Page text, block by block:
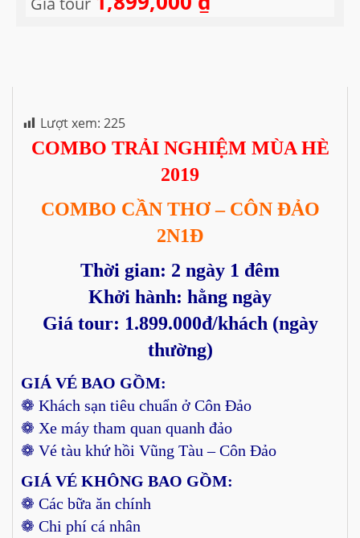
Lượt xem: 225
COMBO TRẢI NGHIỆM MÙA HÈ
2019
COMBO CẦN THƠ – CÔN ĐẢO
2N1Đ
Thời gian: 2 ngày 1 đêm
Khởi hành: hằng ngày
Giá tour: 1.899.000đ/khách (ngày
thường)
GIÁ VÉ BAO GỒM:
❁ Khách sạn tiêu chuẩn ở Côn Đảo
❁ Xe máy tham quan quanh đảo
❁ Vé tàu khứ hồi Vũng Tàu – Côn Đảo
GIÁ VÉ KHÔNG BAO GỒM:
❁ Các bữa ăn chính
❁ Chi phí cá nhân